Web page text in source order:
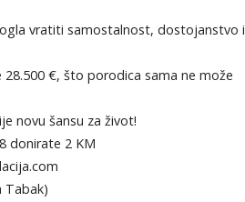
vratiti samostalnost, dostojanstvo i
28.500 €, što porodica sama ne može
novu šansu za život!
donirate 2 KM
Tabak)